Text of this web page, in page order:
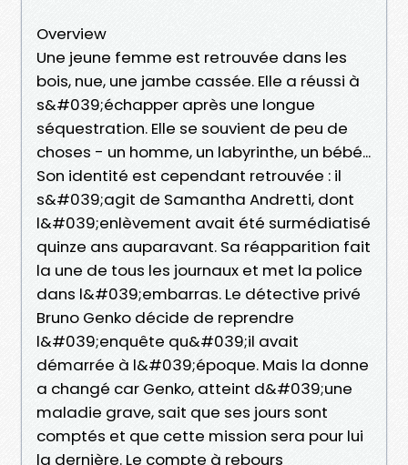
Overview
Une jeune femme est retrouvée dans les
bois, nue, une jambe cassée. Elle a réussi à
s&#039;échapper après une longue
séquestration. Elle se souvient de peu de
choses - un homme, un labyrinthe, un bébé...
Son identité est cependant retrouvée : il
s&#039;agit de Samantha Andretti, dont
l&#039;enlèvement avait été surmédiatisé
quinze ans auparavant. Sa réapparition fait
la une de tous les journaux et met la police
dans l&#039;embarras. Le détective privé
Bruno Genko décide de reprendre
l&#039;enquête qu&#039;il avait
démarrée à l&#039;époque. Mais la donne
a changé car Genko, atteint d&#039;une
maladie grave, sait que ses jours sont
comptés et que cette mission sera pour lui
la dernière. Le compte à rebours